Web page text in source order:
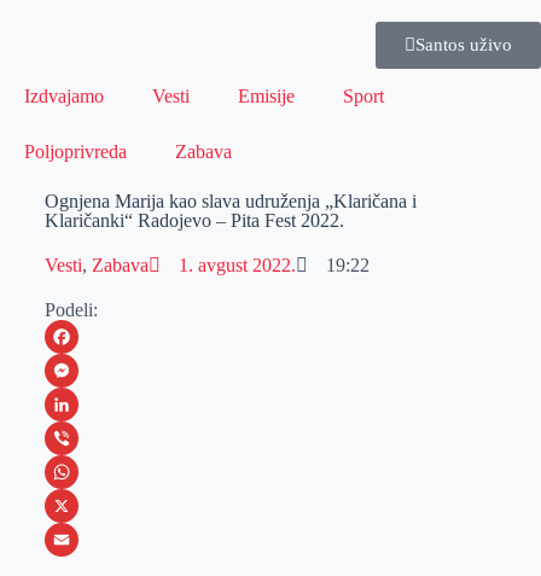
Santos uživo
Izdvajamo Vesti Emisije Sport
Poljoprivreda Zabava
Ognjena Marija kao slava udruženja „Klaričana i
Klaričanki“ Radojevo – Pita Fest 2022.
Vesti, Zabava 1. avgust 2022. 19:22
Podeli:
F
a
c
e
b
o
M
e
s
s
e
L
i
n
k
V
i
b
W
h
X